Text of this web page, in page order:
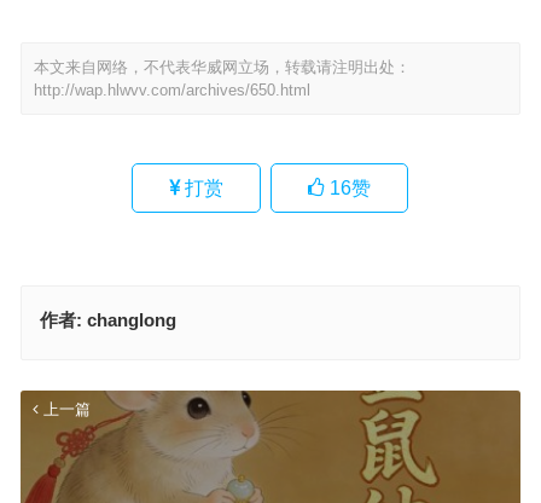
本文来自网络，不代表华威网立场，转载请注明出处：
http://wap.hlwvv.com/archives/650.html
打赏 16赞
作者: changlong
上一篇